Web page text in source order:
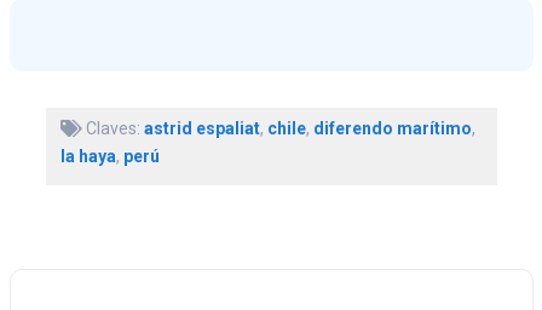
Claves: astrid espaliat, chile, diferendo marítimo,
la haya, perú